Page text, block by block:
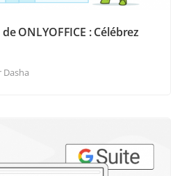
ONLYOFFICE : Célébrez
Dasha